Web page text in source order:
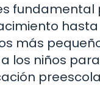
más
los niños